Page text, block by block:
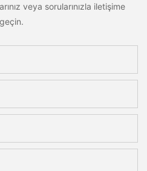
veya sorularınızla iletişime
geçin.